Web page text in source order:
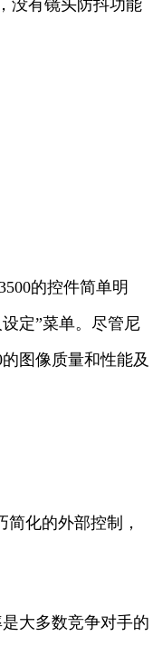
没有镜头防抖功能
的控件简单明
定”菜单。尽管尼
图像质量和性能及
化的外部控制，
大多数竞争对手的